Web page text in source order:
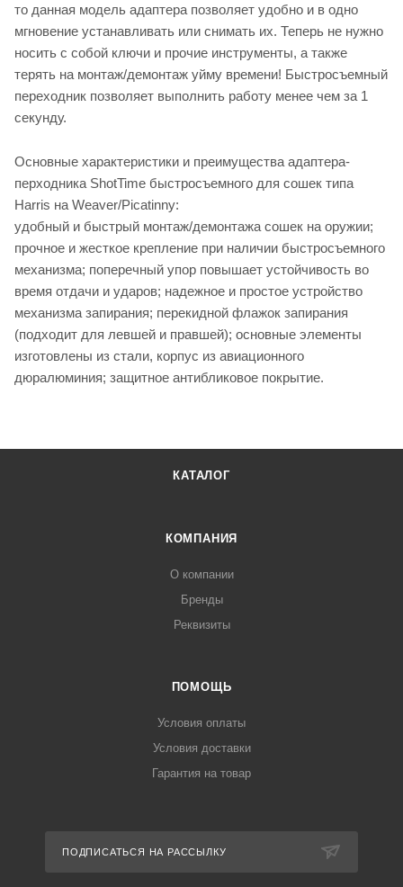
то данная модель адаптера позволяет удобно и в одно
мгновение устанавливать или снимать их. Теперь не нужно
носить с собой ключи и прочие инструменты, а также
терять на монтаж/демонтаж уйму времени! Быстросъемный
переходник позволяет выполнить работу менее чем за 1
секунду.
Основные характеристики и преимущества адаптера-
перходника ShotTime быстросъемного для сошек типа
Harris на Weaver/Picatinny:
удобный и быстрый монтаж/демонтажа сошек на оружии;
прочное и жесткое крепление при наличии быстросъемного
механизма; поперечный упор повышает устойчивость во
время отдачи и ударов; надежное и простое устройство
механизма запирания; перекидной флажок запирания
(подходит для левшей и правшей); основные элементы
изготовлены из стали, корпус из авиационного
дюралюминия; защитное антибликовое покрытие.
КАТАЛОГ
КОМПАНИЯ
О компании
Бренды
Реквизиты
ПОМОЩЬ
Условия оплаты
Условия доставки
Гарантия на товар
ПОДПИСАТЬСЯ НА РАССЫЛКУ